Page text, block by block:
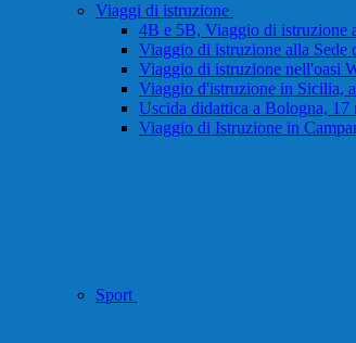
Viaggi di istruzione
4B e 5B, Viaggio di istruzione
Viaggio di istruzione alla Sede
Viaggio di istruzione nell'oasi
Viaggio d'istruzione in Sicilia,
Uscida didattica a Bologna, 17
Viaggio di Istruzione in
Sport